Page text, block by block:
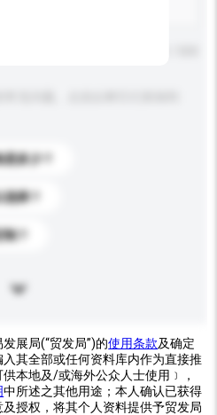
多少？
择？
？
展局(“贸发局”)的使用条款及确定
其全部或任何资料库内作为直接推
本地及/或海外公众人士使用﹞，
中所述之其他用途；本人确认已获得
授权，将其个人资料提供予贸发局